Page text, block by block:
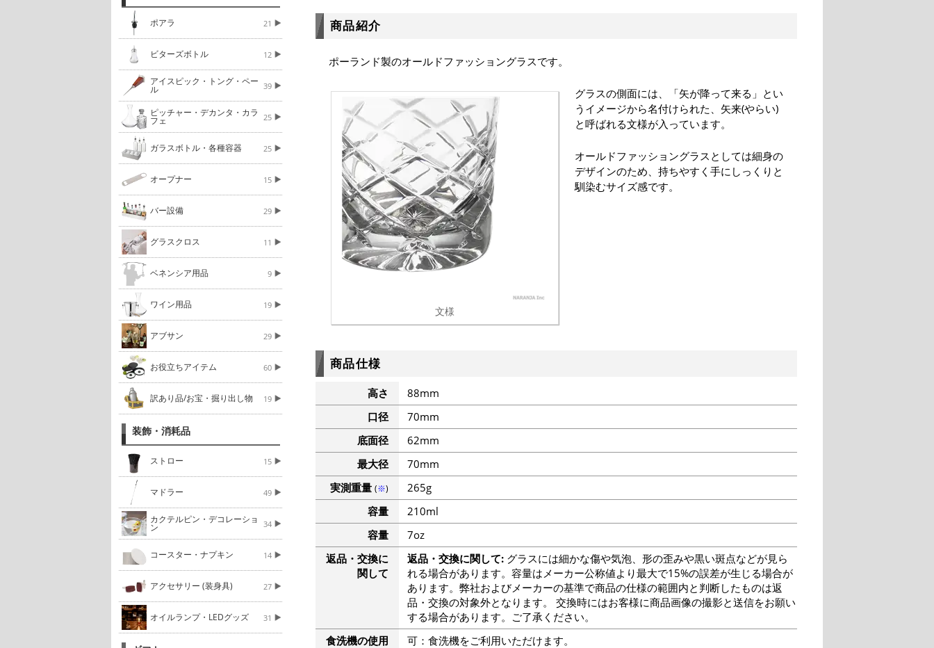
ポアラ 21
ビターズボトル 12
アイスピック・トング・ペー
ル 39
ピッチャー・デカンタ・カラ
フェ 25
ガラスボトル・各種容器 25
オープナー 15
バー設備 29
グラスクロス 11
ベネンシア用品 9
ワイン用品 19
アブサン 29
お役立ちアイテム 60
訳あり品/お宝・掘り出し物 19
装飾・消耗品
ストロー 15
マドラー 49
カクテルピン・デコレーショ
ン 34
コースター・ナプキン 14
アクセサリー (装身具) 27
オイルランプ・LEDグッズ 31
商品紹介
ポーランド製のオールドファッショングラスです。
文様
グラスの側面には、「矢が降って来る」とい
うイメージから名付けられた、矢来(やらい)
と呼ばれる文様が入っています。
オールドファッショングラスとしては細身の
デザインのため、持ちやすく手にしっくりと
馴染むサイズ感です。
商品仕様
高さ
88mm
口径
70mm
底面径
62mm
最大径
70mm
実測重量 (※)
265g
容量
210ml
容量
7oz
返品・交換に
関して
返品・交換に関して:グラスには細かな傷や気泡、形の歪みや黒い斑点などが見ら
れる場合があります。容量はメーカー公称値より最大で15%の誤差が生じる場合が
あります。弊社およびメーカーの基準で商品の仕様の範囲内と判断したものは返
品・交換の対象外となります。 交換時にはお客様に商品画像の撮影と送信をお願い
する場合があります。ご了承ください。
食洗機の使用
可：食洗機をご利用いただけます。